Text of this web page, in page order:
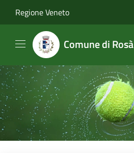
Regione Veneto
Comune di Rosà